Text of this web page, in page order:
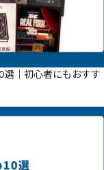
選｜初心者にもおすす